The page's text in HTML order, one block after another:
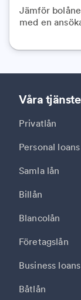
Jämför
med en
Våra
Privatlån
Personal loans
Samla lån
Billån
Blancolån
Företagslån
Business loans
Båtlån